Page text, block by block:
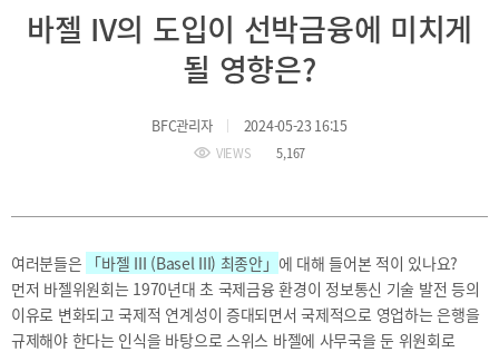
입주환경
소개
협력
유관기관
바젤 IV의 도입이 선박금융에 미치게
될 영향은?
BFC관리자 2024-05-23 16:15
VIEWS 5,167
여러분들은 「바젤 III (Basel III) 최종안」 에 대해 들어본 적이 있나요?
먼저 바젤위원회는 1970년대 초 국제금융 환경이 정보통신 기술 발전 등의
이유로 변화되고 국제적 연계성이 증대되면서 국제적으로 영업하는 은행을
규제해야 한다는 인식을 바탕으로 스위스 바젤에 사무국을 둔 위원회로